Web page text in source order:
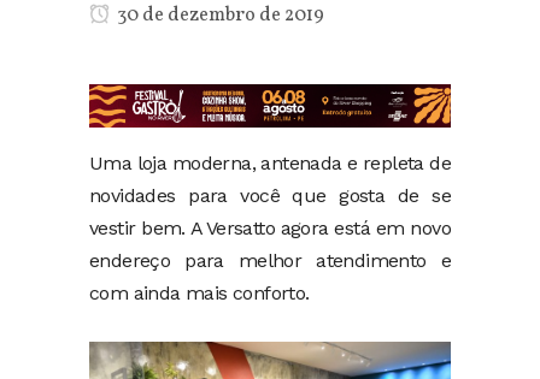
30 de dezembro de 2019
Uma loja moderna, antenada e repleta de
novidades para você que gosta de se
vestir bem. A Versatto agora está em novo
endereço para melhor atendimento e
com ainda mais conforto.